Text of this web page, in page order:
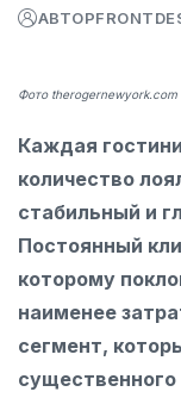
АВТОР
Фото therogernewyork.com
Каждая
количество
стабильный и
Постоянный
которому
наименее
сегмент,